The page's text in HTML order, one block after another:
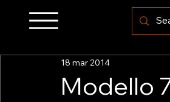
Modello
18 mar 2014